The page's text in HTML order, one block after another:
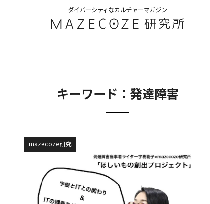
ダイバーシティなカルチャーマガジン
キーワード：発達障害
mazecoze研究